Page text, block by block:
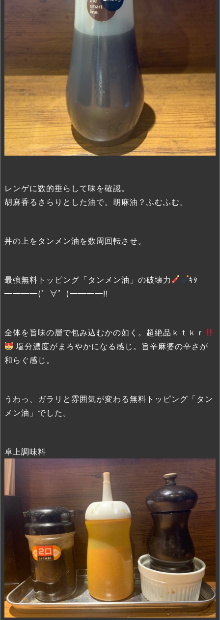
レンゲに数的垂らして味を確認。
胡麻香るさらりとした油で。胡麻油？ふむふむ。
丼の上をタンメン油を数周回転させ。
最強無料トッピング「タンメン油」の破壊力
ｷﾀ
━━━━(゜∀゜)━━━━!!
全体を旨味の層で包み込むかの如く。超絶品ｋｔｋｒ
塩分濃度がまろやかになる感じ。旨辛麻婆の辛さが
和らぐ感じ。
うわっ、ガラリと雰囲気が変わる無料トッピング「タン
メン油」でした。
卓上調味料